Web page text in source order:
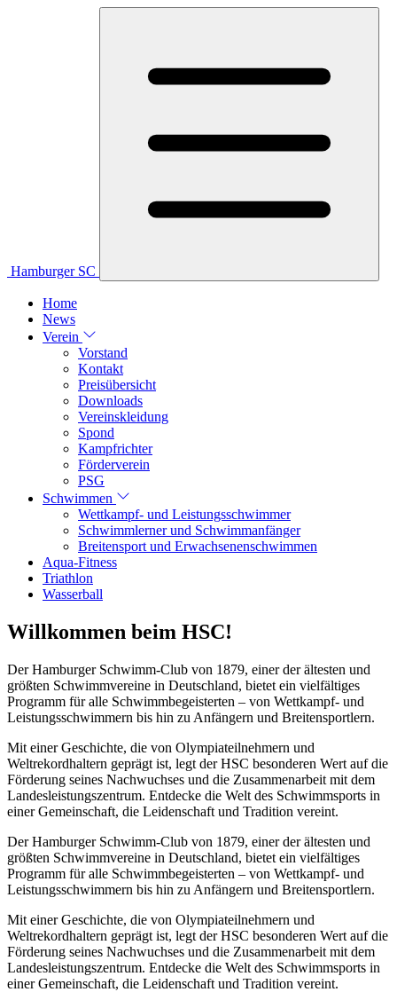
Hamburger SC
Home
News
Verein
Vorstand
Kontakt
Preisübersicht
Downloads
Vereinskleidung
Spond
Kampfrichter
Förderverein
PSG
Schwimmen
Wettkampf- und Leistungsschwimmer
Schwimmlerner und Schwimmanfänger
Breitensport und Erwachsenenschwimmen
Aqua-Fitness
Triathlon
Wasserball
Willkommen beim HSC!
Der Hamburger Schwimm-Club von 1879, einer der ältesten und
größten Schwimmvereine in Deutschland, bietet ein vielfältiges
Programm für alle Schwimmbegeisterten – von Wettkampf- und
Leistungsschwimmern bis hin zu Anfängern und Breitensportlern.
Mit einer Geschichte, die von Olympiateilnehmern und
Weltrekordhaltern geprägt ist, legt der HSC besonderen Wert auf die
Förderung seines Nachwuchses und die Zusammenarbeit mit dem
Landesleistungszentrum. Entdecke die Welt des Schwimmsports in
einer Gemeinschaft, die Leidenschaft und Tradition vereint.
Der Hamburger Schwimm-Club von 1879, einer der ältesten und
größten Schwimmvereine in Deutschland, bietet ein vielfältiges
Programm für alle Schwimmbegeisterten – von Wettkampf- und
Leistungsschwimmern bis hin zu Anfängern und Breitensportlern.
Mit einer Geschichte, die von Olympiateilnehmern und
Weltrekordhaltern geprägt ist, legt der HSC besonderen Wert auf die
Förderung seines Nachwuchses und die Zusammenarbeit mit dem
Landesleistungszentrum. Entdecke die Welt des Schwimmsports in
einer Gemeinschaft, die Leidenschaft und Tradition vereint.